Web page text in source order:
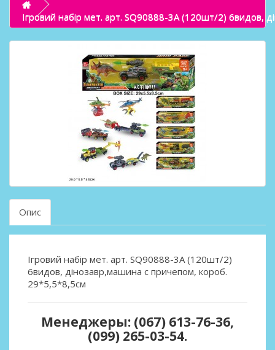
Ігровий набір мет. арт. SQ90888-3A (120шт/2) 6видов,
Опис
Ігровий набір мет. арт. SQ90888-3A (120шт/2)
6видов, дінозавр,машина с причепом, короб.
29*5,5*8,5см
Менеджеры: (067) 613-76-36,
(099) 265-03-54.